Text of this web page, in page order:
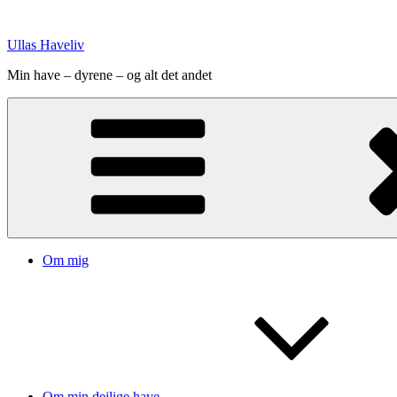
indhold
Ullas Haveliv
Min have – dyrene – og alt det andet
Om mig